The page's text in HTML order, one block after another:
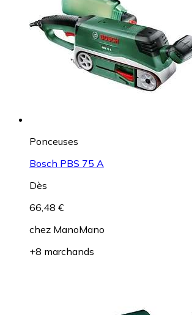
Ponceuses
Bosch PBS 75 A
Dès
66,48 €
chez ManoMano
+8 marchands